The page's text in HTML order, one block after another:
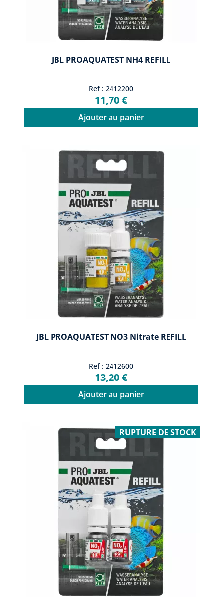
JBL PROAQUATEST NH4 REFILL
Ref : 2412200
11,70 €
Ajouter au panier
JBL PROAQUATEST NO3 Nitrate REFILL
Ref : 2412600
13,20 €
Ajouter au panier
RUPTURE DE STOCK